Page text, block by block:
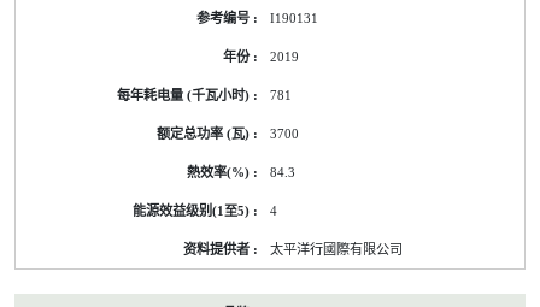
I190131
2019
781
3700
84.3
4
太平洋行國際有限公司